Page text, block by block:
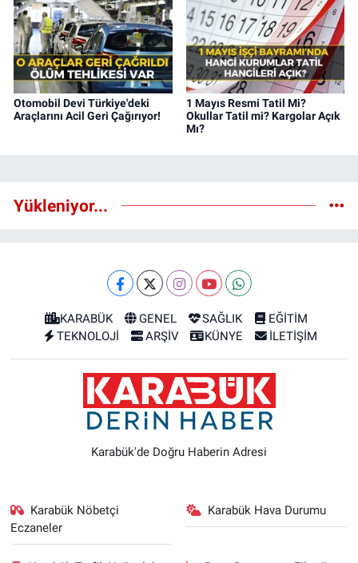
Otomobil Devi Türkiye'deki
Araçlarını Acil Geri Çağırıyor!
1 Mayıs Resmi Tatil Mi?
Okullar Tatil mi? Kargolar Açık
Mı?
Yükleniyor...
KARABÜK GENEL SAĞLIK
EĞİTİM
TEKNOLOJİ
ARŞİV KÜNYE İLETİŞİM
Karabük'de Doğru Haberin Adresi
Karabük Nöbetçi
Eczaneler
Karabük Hava Durumu